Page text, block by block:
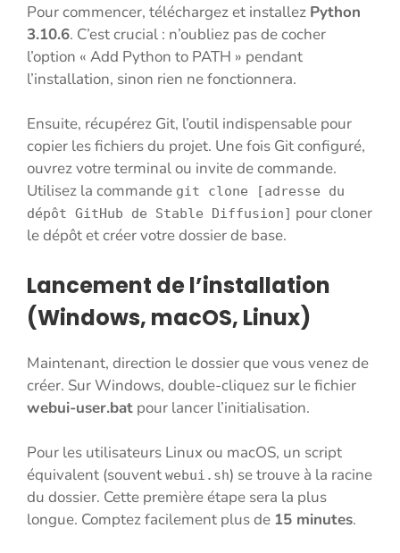
Pour commencer, téléchargez et installez Python
3.10.6. C’est crucial : n’oubliez pas de cocher
l’option « Add Python to PATH » pendant
l’installation, sinon rien ne fonctionnera.
Ensuite, récupérez Git, l’outil indispensable pour
copier les fichiers du projet. Une fois Git configuré,
ouvrez votre terminal ou invite de commande.
Utilisez la commande git clone [adresse du
dépôt GitHub de Stable Diffusion] pour cloner
le dépôt et créer votre dossier de base.
Lancement de l’installation
(Windows, macOS, Linux)
Maintenant, direction le dossier que vous venez de
créer. Sur Windows, double-cliquez sur le fichier
webui-user.bat pour lancer l’initialisation.
Pour les utilisateurs Linux ou macOS, un script
équivalent (souvent webui.sh) se trouve à la racine
du dossier. Cette première étape sera la plus
longue. Comptez facilement plus de 15 minutes.